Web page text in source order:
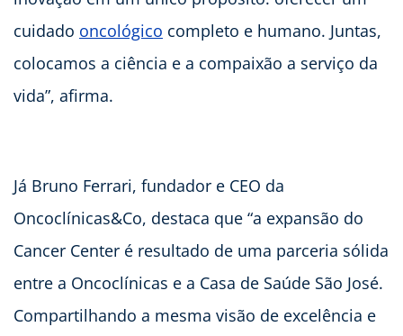
cuidado oncológico completo e humano. Juntas,
colocamos a ciência e a compaixão a serviço da
vida”, afirma.
Já Bruno Ferrari, fundador e CEO da
Oncoclínicas&Co, destaca que “a expansão do
Cancer Center é resultado de uma parceria sólida
entre a Oncoclínicas e a Casa de Saúde São José.
Compartilhando a mesma visão de excelência e